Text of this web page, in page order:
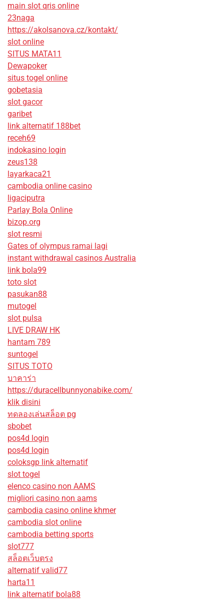
main slot qris online
23naga
https://akolsanova.cz/kontakt/
slot online
SITUS MATA11
Dewapoker
situs togel online
gobetasia
slot gacor
garibet
link alternatif 188bet
receh69
indokasino login
zeus138
layarkaca21
cambodia online casino
ligaciputra
Parlay Bola Online
bizop.org
slot resmi
Gates of olympus ramai lagi
instant withdrawal casinos Australia
link bola99
toto slot
pasukan88
mutogel
slot pulsa
LIVE DRAW HK
hantam 789
suntogel
SITUS TOTO
บาคาร่า
https://duracellbunnyonabike.com/
klik disini
ทดลองเล่นสล็อต pg
sbobet
pos4d login
pos4d login
coloksgp link alternatif
slot togel
elenco casino non AAMS
migliori casino non aams
cambodia casino online khmer
cambodia slot online
cambodia betting sports
slot777
สล็อตเว็บตรง
alternatif valid77
harta11
link alternatif bola88